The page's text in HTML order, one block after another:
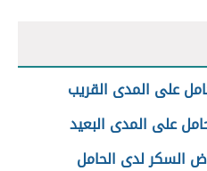
على المدى القريب
على المدى البعيد
السكر لدى الحامل